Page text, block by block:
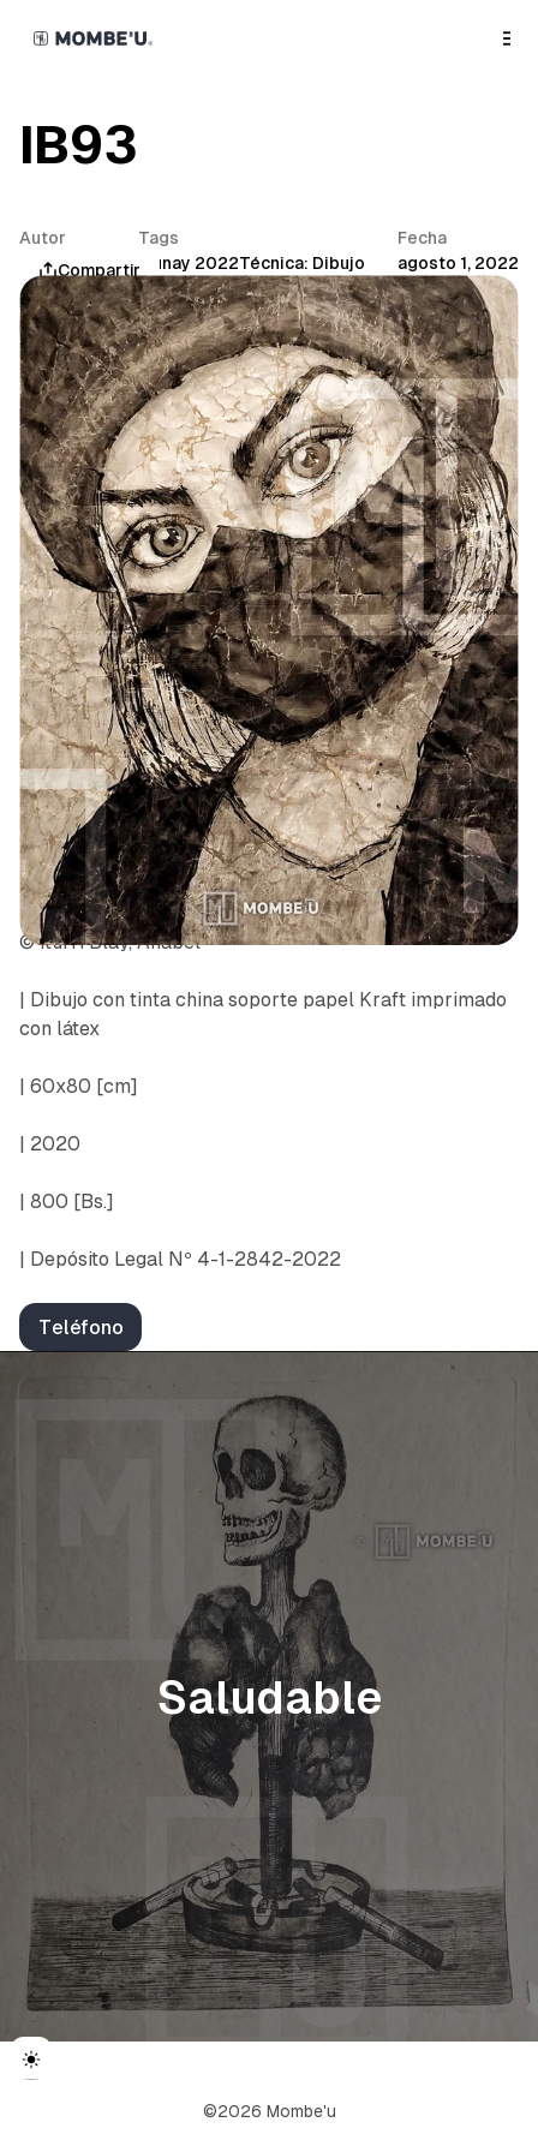
IB93
Autor
Mombe'u®
Tags
Munay 2022Técnica: Dibujo
Fecha
agosto 1, 2022
Compartir
© Iturri Blay, Anabel
| Dibujo con tinta china soporte papel Kraft imprimado
con látex
| 60x80 [cm]
| 2020
| 800 [Bs.]
| Depósito Legal Nº 4-1-2842-2022
Teléfono
Saludable
©2026 Mombe'u